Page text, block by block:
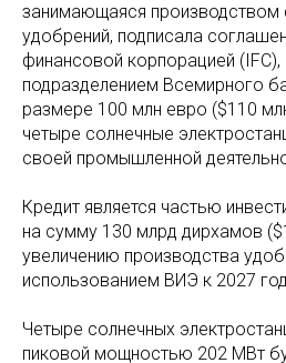
занимающаяся
удобрений, подписала
финансовой корпорацией
подразделением Всемирного
размере 100 млн евро ($110
четыре солнечные
своей промышленной
Кредит является частью
на сумму 130 млрд дирхамов
увеличению производства
использованием ВИЭ к 2027
Четыре солнечных
пиковой мощностью 202 МВт